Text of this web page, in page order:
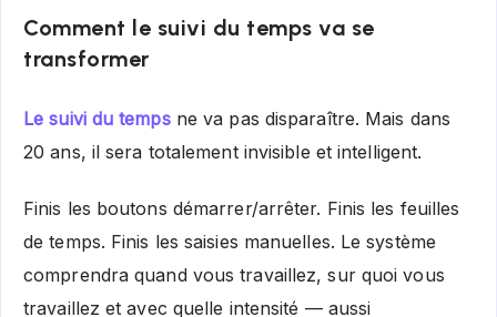
Comment le suivi du temps va se
transformer
Le suivi du tempsne va pas disparaître. Mais dans
20 ans, il sera totalement invisible et intelligent.
Finis les boutons démarrer/arrêter. Finis les feuilles
de temps. Finis les saisies manuelles. Le système
comprendra quand vous travaillez, sur quoi vous
travaillez et avec quelle intensité — aussi